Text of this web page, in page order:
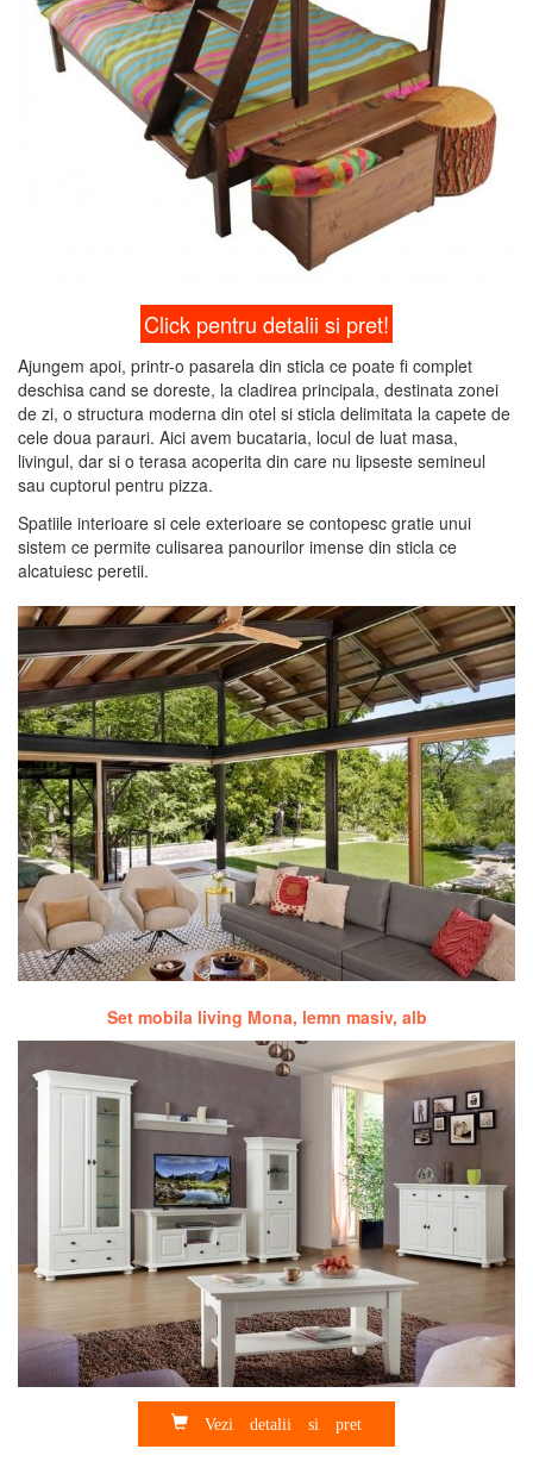
Click pentru detalii si pret!
Ajungem apoi, printr-o pasarela din sticla ce poate fi complet
deschisa cand se doreste, la cladirea principala, destinata zonei
de zi, o structura moderna din otel si sticla delimitata la capete de
cele doua parauri. Aici avem bucataria, locul de luat masa,
livingul, dar si o terasa acoperita din care nu lipseste semineul
sau cuptorul pentru pizza.
Spatiile interioare si cele exterioare se contopesc gratie unui
sistem ce permite culisarea panourilor imense din sticla ce
alcatuiesc peretii.
Set mobila living Mona, lemn masiv, alb
Vezi detalii si pret